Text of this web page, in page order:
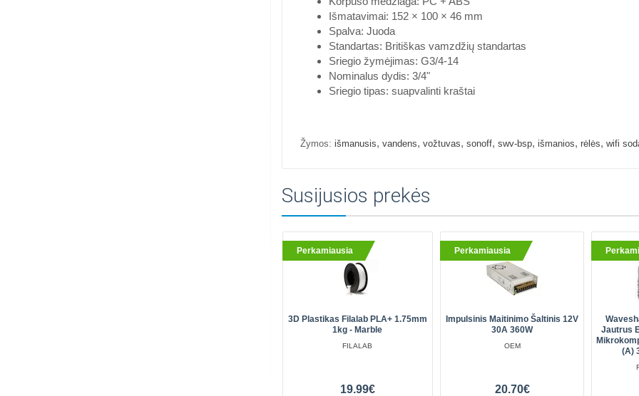
Išmatavimai: 152 × 100 × 46 mm
Spalva: Juoda
Standartas: Britiškas vamzdžių standartas
Sriegio žymėjimas: G3/4-14
Nominalus dydis: 3/4"
Sriegio tipas: suapvalinti kraštai
Žymos: išmanusis, vandens, vožtuvas, sonoff, swv-bsp, išmanios, rėlės, wifi
Susijusios prekės
Perkamiausia
3D Plastikas Filalab PLA+ 1.75mm
1kg - Marble
FILALAB
19.99€
Perkamiausia
Impulsinis Maitinimo Šaltinis 12V
30A 360W
OEM
20.70€
Jautrus
(A)